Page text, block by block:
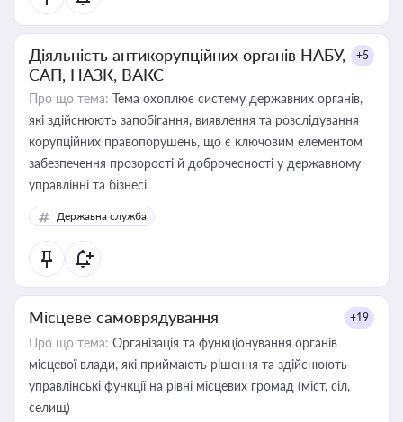
Діяльність антикорупційних органів НАБУ,
САП, НАЗК, ВАКС
+5
Про що тема: Тема охоплює систему державних органів,
які здійснюють запобігання, виявлення та розслідування
корупційних правопорушень, що є ключовим елементом
забезпечення прозорості й доброчесності у державному
управлінні та бізнесі
Державна служба
Місцеве самоврядування +19
Про що тема: Організація та функціонування органів
місцевої влади, які приймають рішення та здійснюють
управлінські функції на рівні місцевих громад (міст, сіл,
селищ)